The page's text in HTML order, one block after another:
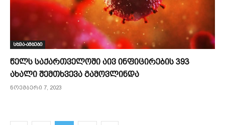
სხვა-ამბები
წელს საქართველოში აივ ინფიცირების 393
ახალი შემთხვევა გამოვლინდა
ნოემბერი 7, 2023